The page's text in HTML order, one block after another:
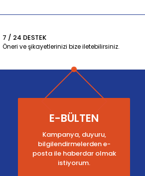
7 / 24 DESTEK
Öneri ve şikayetlerinizi bize iletebilirsiniz.
E-BÜLTEN
Kampanya, duyuru,
bilgilendirmelerden e-
posta ile haberdar olmak
istiyorum.